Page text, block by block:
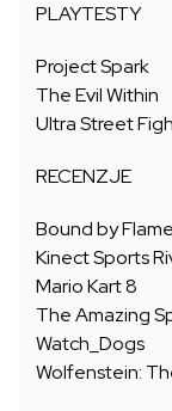
PLAYTESTY
Project Spark
The Evil Within
Ultra Street
RECENZJE
Bound by Flame
Kinect Sports
Mario Kart 8
The Amazing
Watch_Dogs
Wolfenstein: